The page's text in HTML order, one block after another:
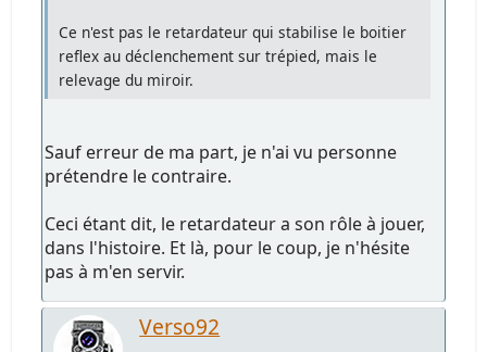
Ce n'est pas le retardateur qui stabilise le boitier
reflex au déclenchement sur trépied, mais le
relevage du miroir.
Sauf erreur de ma part, je n'ai vu personne
prétendre le contraire.
Ceci étant dit, le retardateur a son rôle à jouer,
dans l'histoire. Et là, pour le coup, je n'hésite
pas à m'en servir.
Verso92